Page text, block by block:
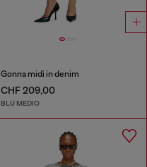
Gonna midi in denim
CHF 209,00
BLU MEDIO